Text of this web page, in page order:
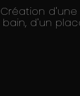
d'une
d'un